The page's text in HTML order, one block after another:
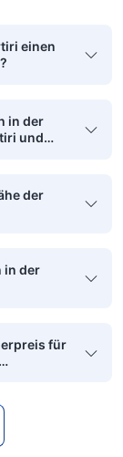
einen
in der
und
der
in der
für